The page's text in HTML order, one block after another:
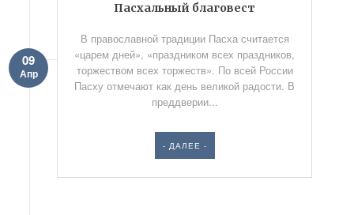
Пасхальный благовест
09
Апр
В православной традиции Пасха считается
«царем дней», «праздником всех праздников,
торжеством всех торжеств». По всей России
Пасху отмечают как день великой радости. В
преддверии...
- ДАЛЕЕ -